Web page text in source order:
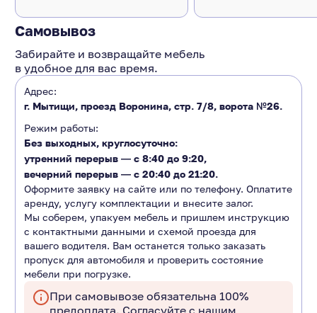
Самовывоз
Забирайте и возвращайте мебель
в удобное для вас время.
Адрес:
г. Мытищи, проезд Воронина, стр. 7/8, ворота №26.
Режим работы:
Без выходных, круглосуточно:
утренний перерыв ― с 8:40 до 9:20,
вечерний перерыв ― с 20:40 до 21:20.
Оформите заявку на сайте или по телефону. Оплатите
аренду, услугу комплектации и внесите залог.
Мы соберем, упакуем мебель и пришлем инструкцию
с контактными данными и схемой проезда для
вашего водителя. Вам останется только заказать
пропуск для автомобиля и проверить состояние
мебели при погрузке.
При самовывозе обязательна 100%
предоплата. Согласуйте с нашим